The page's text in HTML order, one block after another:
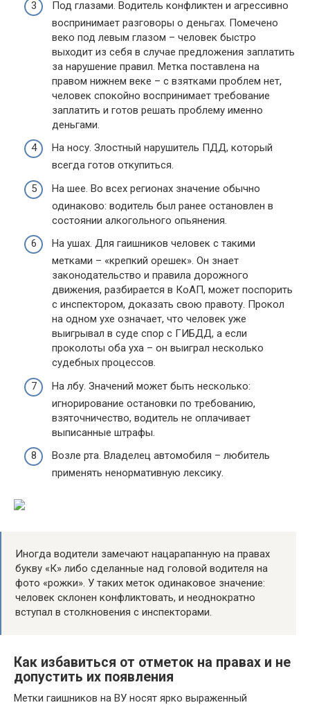
Под глазами. Водитель конфликтен и агрессивно
воспринимает разговоры о деньгах. Помечено
веко под левым глазом – человек быстро
выходит из себя в случае предложения заплатить
за нарушение правил. Метка поставлена на
правом нижнем веке – с взятками проблем нет,
человек спокойно воспринимает требование
заплатить и готов решать проблему именно
деньгами.
На носу. Злостный нарушитель ПДД, который
всегда готов откупиться.
На шее. Во всех регионах значение обычно
одинаково: водитель был ранее остановлен в
состоянии алкогольного опьянения.
На ушах. Для гаишников человек с такими
метками – «крепкий орешек». Он знает
законодательство и правила дорожного
движения, разбирается в КоАП, может поспорить
с инспектором, доказать свою правоту. Прокол
на одном ухе означает, что человек уже
выигрывал в суде спор с ГИБДД, а если
проколоты оба уха – он выиграл несколько
судебных процессов.
На лбу. Значений может быть несколько:
игнорирование остановки по требованию,
взяточничество, водитель не оплачивает
выписанные штрафы.
Возле рта. Владелец автомобиля – любитель
применять ненормативную лексику.
Иногда водители замечают нацарапанную на правах
букву «К» либо сделанные над головой водителя на
фото «рожки». У таких меток одинаковое значение:
человек склонен конфликтовать, и неоднократно
вступал в столкновения с инспекторами.
Как избавиться от отметок на правах и не
допустить их появления
Метки гаишников на ВУ носят ярко выраженный